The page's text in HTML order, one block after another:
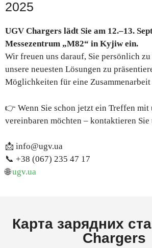
2025
UGV Chargers lädt Sie am 12.–13.
Messezentrum „M82“ in Kyjiw ein.
Wir freuen uns darauf, Sie persönlich
unsere neuesten Lösungen zu
Möglichkeiten für eine
👉 Wenn Sie schon jetzt ein Treffen mit
vereinbaren möchten – kontaktieren Sie
📩 info@ugv.ua
📞 +38 (067) 235 47 17
🌐ugv.ua
Карта зарядних
Chargers